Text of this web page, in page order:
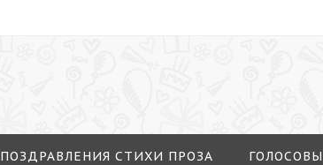
ПОЗДРАВЛЕНИЯ СТИХИ ПРОЗА